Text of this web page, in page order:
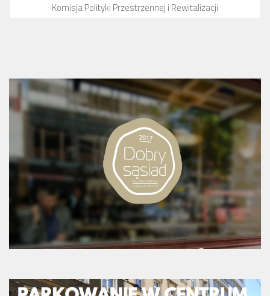
Nowa organizacja ruchu – ul. Św. Marcin, Ratajczaka, Al.
Marcinkowskiego (Tempo 30)
Archiwum konsultacji
Kontakt
Dla mediów
Komisja Polityki Przestrzennej i Rewitalizacji